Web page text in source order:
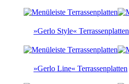
»Gerlo Style« Terrassenplatten
»Gerlo Line« Terrassenplatten